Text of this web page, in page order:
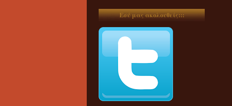
Εσύ μας ακολουθείς:::